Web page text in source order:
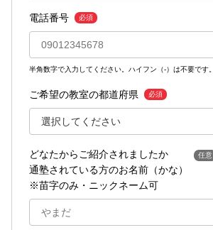
電話番号 必須
半角数字で入力してください。ハイフン（-）は不要です。
ご希望の教室の都道府県 必須
どなたからご紹介されましたか
通塾されている方のお名前（かな）
※苗字のみ・ニックネーム可
任意